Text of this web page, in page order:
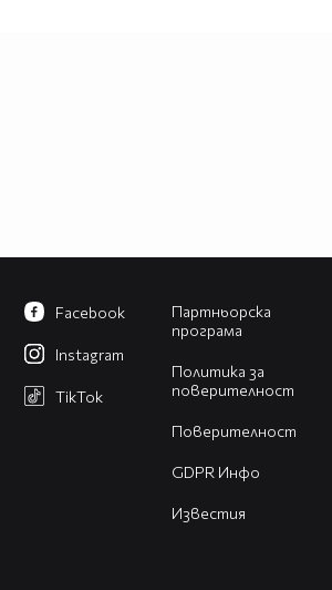
Партньорска
програма
Политика за
поверителност
Поверителност
GDPR Инфо
Известия
Facebook
Instagram
TikTok